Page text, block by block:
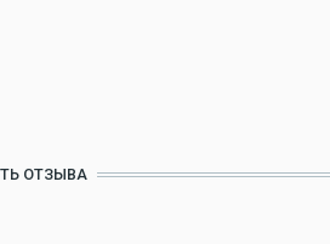
ОТЗЫВА